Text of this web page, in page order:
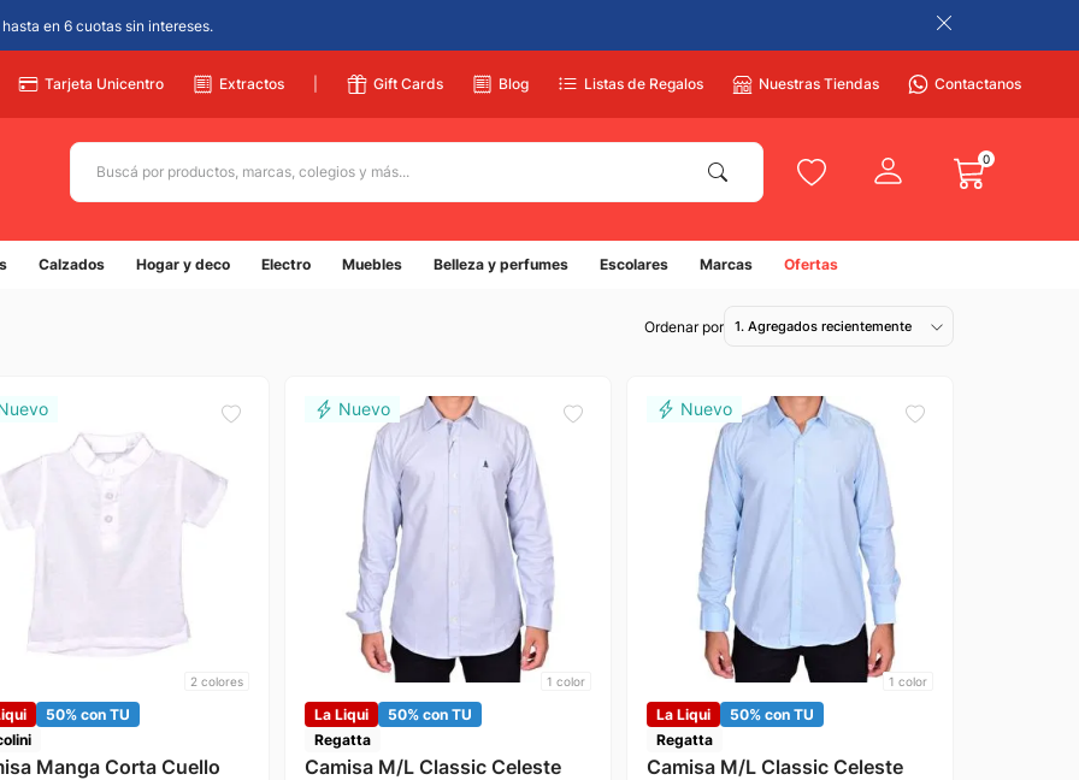
en 6 cuotas sin intereses.
Tarjeta Unicentro Extractos Gift Cards Blog Listas de Regalos Nuestras Tiendas Contactanos
Buscá por productos, marcas, colegios y más...
Términos más buscados
4. mochila
botin
0
Calzados Hogar y deco Electro Muebles Belleza y perfumes Escolares Marcas Ofertas
1. Agregados recientemente
2 colores
50% con TU
Manga Corta Cuello
1 color
La Liqui
50% con TU
Regatta
Camisa M/L Classic Celeste
1 color
La Liqui
50% con TU
Regatta
Camisa M/L Classic Celeste